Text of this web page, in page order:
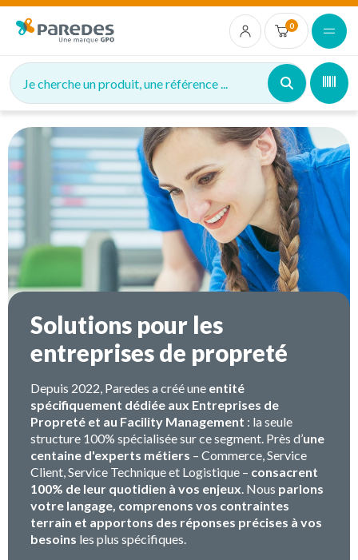
0
Je cherche un produit, une référence ...
Solutions pour les
entreprises de propreté
Depuis 2022, Paredes a créé une entité
spécifiquement dédiée aux Entreprises de
Propreté et au Facility Management : la seule
structure 100% spécialisée sur ce segment. Près d’une
centaine d'experts métiers – Commerce, Service
Client, Service Technique et Logistique – consacrent
100% de leur quotidien à vos enjeux. Nous parlons
votre langage, comprenons vos contraintes
terrain et apportons des réponses précises à vos
besoins les plus spécifiques.